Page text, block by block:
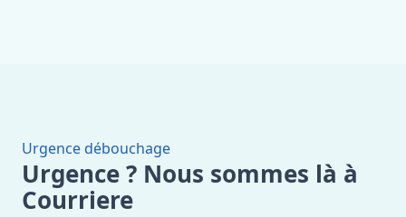
Urgence débouchage
Urgence ? Nous sommes là à
Courriere